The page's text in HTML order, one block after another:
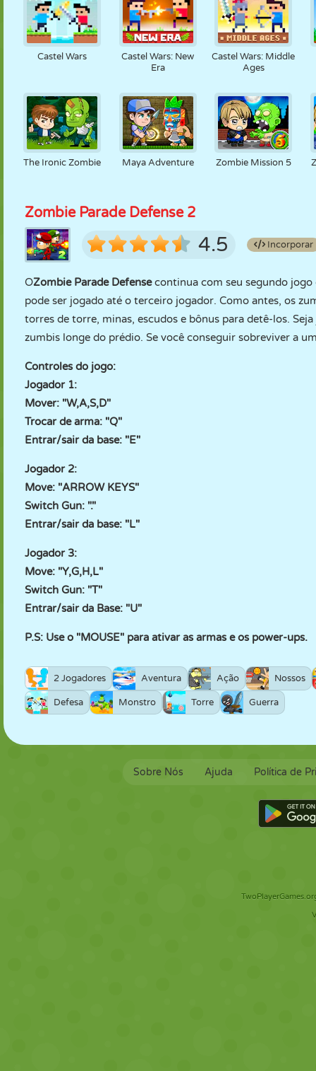
Castel Wars
Castel Wars: New
Era
Castel Wars: Middle
Ages
The Ironic Zombie Maya Adventure Zombie Mission 5
Zombie Parade Defense 2
4.5 Incorporar
OZombie Parade Defensecontinua com seu segundo jogo
pode ser jogado até o terceiro jogador. Como antes, os
torres de torre, minas, escudos e bônus para detê-los.
zumbis longe do prédio. Se você conseguir sobreviver a
Controles do jogo:
Jogador 1:
Mover: "W,A,S,D"
Trocar de arma: "Q"
Entrar/sair da base: "E"
Jogador 2:
Move: "ARROW KEYS"
Switch Gun: "."
Entrar/sair da base: "L"
Jogador 3:
Move: "Y,G,H,L"
Switch Gun: "T"
Entrar/sair da Base: "U"
P.S: Use o "MOUSE" para ativar as armas e os power-ups.
2 Jogadores Aventura Ação Nossos
Defesa Monstro Torre Guerra
Sobre Nós Ajuda Política de